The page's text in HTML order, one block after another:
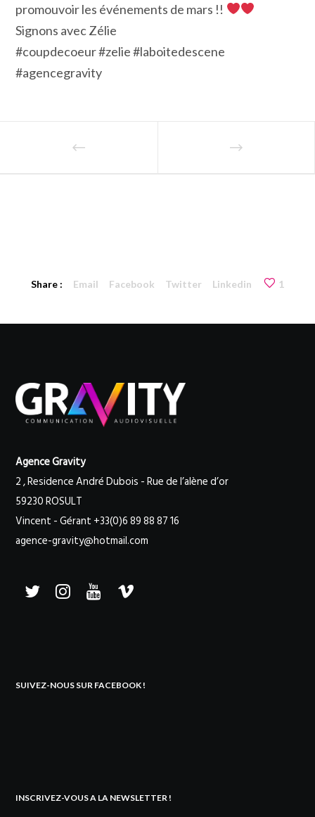
promouvoir les événements de mars !!
Signons avec Zélie
#coupdecoeur #zelie #laboitedescene
#agencegravity
Share : Email Facebook Twitter Linkedin 1
Agence Gravity
2 , Residence André Dubois - Rue de l’alène d’or
59230 ROSULT
Vincent - Gérant +33(0)6 89 88 87 16
agence-gravity@hotmail.com
SUIVEZ-NOUS SUR FACEBOOK !
INSCRIVEZ-VOUS A LA NEWSLETTER !